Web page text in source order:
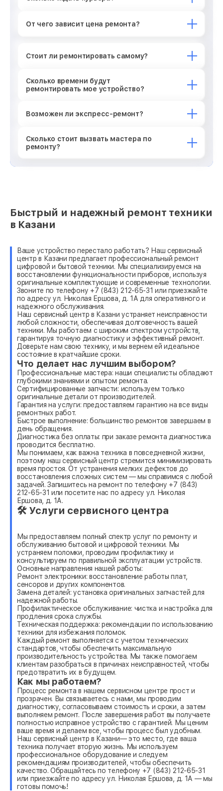
От чего зависит цена ремонта?
Стоит ли ремонтировать самому?
Сколько времени будут
ремонтировать мое устройство?
Возможен ли экспресс-ремонт?
Сколько стоит вызвать мастера по
ремонту?
Быстрый и надежный ремонт техники
в Казани
Ваше устройство перестало работать? Наш сервисный
центр в Казани предлагает профессиональный ремонт
цифровой и бытовой техники. Мы специализируемся на
восстановлении функциональности приборов, используя
оригинальные комплектующие и современные технологии.
Звоните по телефону +7 (843) 212-65-31 или приезжайте
по адресу ул. Николая Ершова, д. 1А для оперативного и
надежного обслуживания.
Наш сервисный центр в Казани устраняет неисправности
любой сложности, обеспечивая долговечность вашей
техники. Мы работаем с широким спектром устройств,
гарантируя точную диагностику и эффективный ремонт.
Доверьте нам свою технику, и мы вернем ей идеальное
состояние в кратчайшие сроки.
Что делает нас лучшим выбором?
Профессиональные мастера: наши специалисты обладают
глубокими знаниями и опытом ремонта.
Сертифицированные запчасти: используем только
оригинальные детали от производителей.
Гарантия на услуги: предоставляем гарантию на все виды
ремонтных работ.
Быстрое выполнение: большинство ремонтов завершаем в
день обращения.
Диагностика без оплаты: при заказе ремонта диагностика
проводится бесплатно.
Мы понимаем, как важна техника в повседневной жизни,
поэтому наш сервисный центр стремится минимизировать
время простоя. От устранения мелких дефектов до
восстановления сложных систем — мы справимся с любой
задачей. Запишитесь на ремонт по телефону +7 (843)
212-65-31 или посетите нас по адресу ул. Николая
Ершова, д. 1А.
🛠 Услуги сервисного центра
Мы предоставляем полный спектр услуг по ремонту и
обслуживанию бытовой и цифровой техники. Мы
устраняем поломки, проводим профилактику и
консультируем по правильной эксплуатации устройств.
Основные направления нашей работы:
Ремонт электроники: восстановление работы плат,
сенсоров и других компонентов.
Замена деталей: установка оригинальных запчастей для
надежной работы.
Профилактическое обслуживание: чистка и настройка для
продления срока службы.
Техническая поддержка: рекомендации по использованию
техники для избежания поломок.
Каждый ремонт выполняется с учетом технических
стандартов, чтобы обеспечить максимальную
производительность устройства. Мы также помогаем
клиентам разобраться в причинах неисправностей, чтобы
предотвратить их в будущем.
Как мы работаем?
Процесс ремонта в нашем сервисном центре прост и
прозрачен. Вы связываетесь с нами, мы проводим
диагностику, согласовываем стоимость и сроки, а затем
выполняем ремонт. После завершения работ вы получаете
полностью исправное устройство с гарантией. Мы ценим
ваше время и делаем все, чтобы процесс был удобным.
Наш сервисный центр в Казани— это место, где ваша
техника получает вторую жизнь. Мы используем
профессиональное оборудование и следуем
рекомендациям производителей, чтобы обеспечить
качество. Обращайтесь по телефону +7 (843) 212-65-31
или приезжайте по адресу ул. Николая Ершова, д. 1А — мы
готовы помочь!